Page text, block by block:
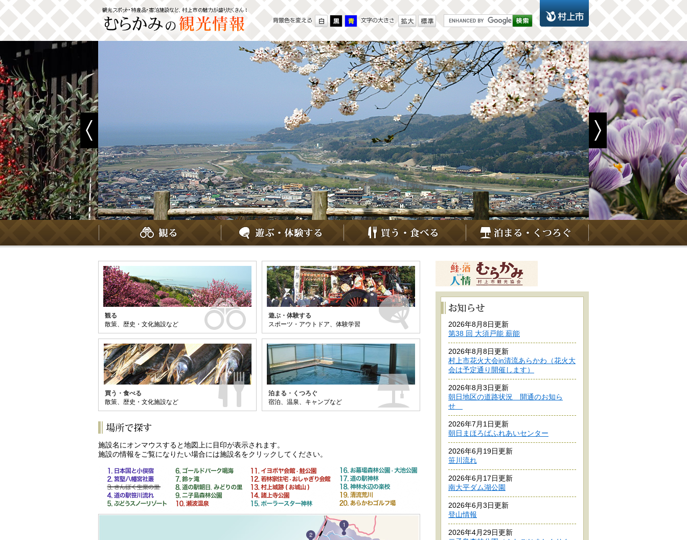
先
で
す
。
を
ば
し
て
本
文
へ
G
o
g
l
e
カ
ス
タ
ム
本
文
観
光
情
観る
散策、歴史・文化施設など
遊ぶ・体験する
スポーツ・アウトドア、体験学習
買う・食べる
散策、歴史・文化施設など
泊まる・くつろぐ
宿泊、温泉、キャンプなど
施設名にオンマウスすると地図上に目印が表示されます。
施設の情報をご覧になりたい場合には施設名をクリックしてください。
2026年8月8日更新
第38 回 大須戸能 薪能
2026年8月8日更新
村上市花火大会in清流あらかわ（花火大
会は予定通り開催します）
2026年8月3日更新
朝日地区の道路状況 開通のお知ら
せ
2026年7月1日更新
朝日まほろばふれあいセンター
2026年6月19日更新
笹川流れ
2026年6月17日更新
南大平ダム湖公園
2026年6月3日更新
登山情報
2026年4月29日更新